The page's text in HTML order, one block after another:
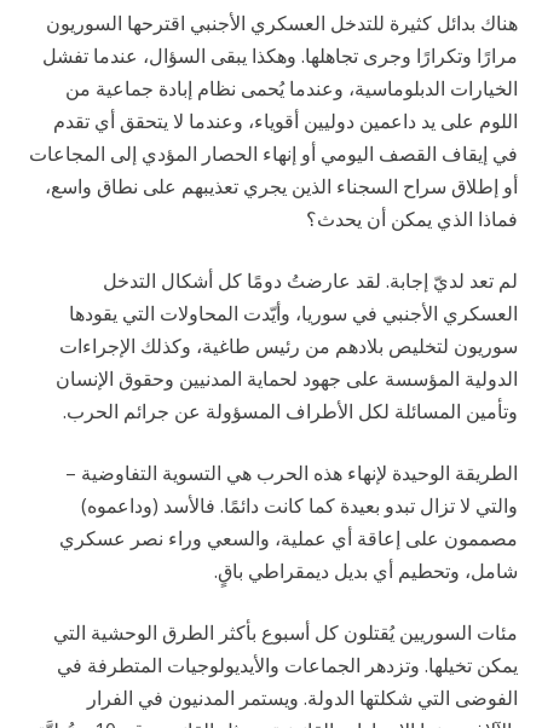
هناك بدائل كثيرة للتدخل العسكري الأجنبي اقترحها السوريون
مرارًا وتكرارًا وجرى تجاهلها. وهكذا يبقى السؤال، عندما تفشل
الخيارات الدبلوماسية، وعندما يُحمى نظام إبادة جماعية من
اللوم على يد داعمين دوليين أقوياء، وعندما لا يتحقق أي تقدم
في إيقاف القصف اليومي أو إنهاء الحصار المؤدي إلى المجاعات
أو إطلاق سراح السجناء الذين يجري تعذيبهم على نطاق واسع،
فماذا الذي يمكن أن يحدث؟
لم تعد لديّ إجابة. لقد عارضتُ دومًا كل أشكال التدخل
العسكري الأجنبي في سوريا، وأيّدت المحاولات التي يقودها
سوريون لتخليص بلادهم من رئيس طاغية، وكذلك الإجراءات
الدولية المؤسسة على جهود لحماية المدنيين وحقوق الإنسان
وتأمين المسائلة لكل الأطراف المسؤولة عن جرائم الحرب.
الطريقة الوحيدة لإنهاء هذه الحرب هي التسوية التفاوضية –
والتي لا تزال تبدو بعيدة كما كانت دائمًا. فالأسد (وداعموه)
مصممون على إعاقة أي عملية، والسعي وراء نصر عسكري
شامل، وتحطيم أي بديل ديمقراطي باقٍ.
مئات السوريين يُقتلون كل أسبوع بأكثر الطرق الوحشية التي
يمكن تخيلها. وتزدهر الجماعات والأيديولوجيات المتطرفة في
الفوضى التي شكلتها الدولة. ويستمر المدنيون في الفرار